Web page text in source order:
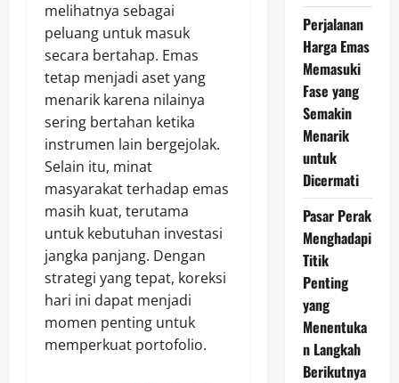
melihatnya sebagai
peluang untuk masuk
secara bertahap. Emas
tetap menjadi aset yang
menarik karena nilainya
sering bertahan ketika
instrumen lain bergejolak.
Selain itu, minat
masyarakat terhadap emas
masih kuat, terutama
untuk kebutuhan investasi
jangka panjang. Dengan
strategi yang tepat, koreksi
hari ini dapat menjadi
momen penting untuk
memperkuat portofolio.
Perjalanan
Harga Emas
Memasuki
Fase yang
Semakin
Menarik
untuk
Dicermati
Pasar Perak
Menghadapi
Titik
Penting
yang
Menentuka
n Langkah
Berikutnya